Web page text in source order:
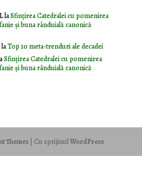
laSfințirea Catedralei cu pomenirea
și buna rânduială canonică
laTop 10 meta-trenduri ale decadei
Sfințirea Catedralei cu pomenirea
și buna rânduială canonică
Themes | Cu sprijinulWordPress